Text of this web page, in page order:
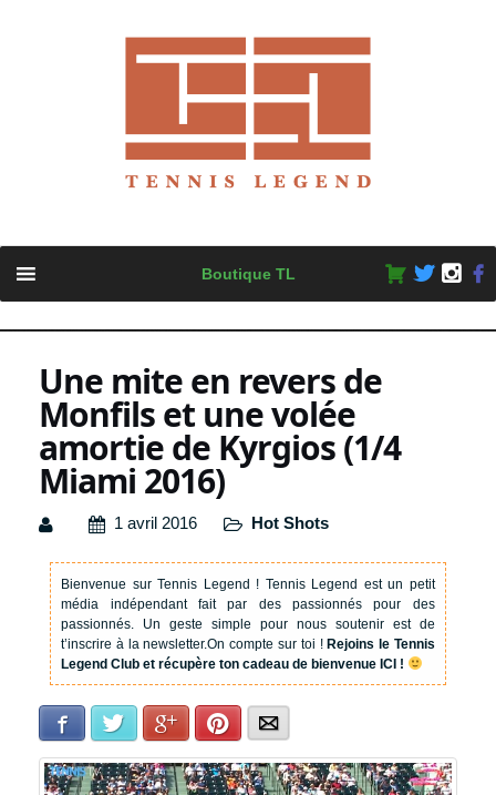
content
Boutique TL
Une mite en revers de
Monfils et une volée
amortie de Kyrgios (1/4
Miami 2016)
1 avril 2016 Hot Shots
Bienvenue sur Tennis Legend ! Tennis Legend est un petit
média indépendant fait par des passionnés pour des
passionnés. Un geste simple pour nous soutenir est de
t’inscrire à la newsletter.On compte sur toi !Rejoins le Tennis
Legend Club et récupère ton cadeau de bienvenue ICI !
Facebook Twitter Google+Pinterest